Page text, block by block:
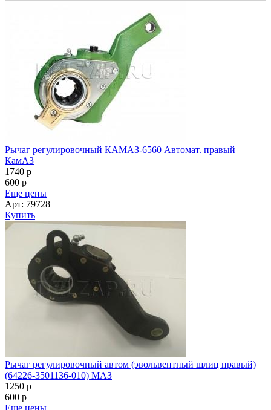
Рычаг регулировочный КАМАЗ-6560 Автомат. правый
КамАЗ
1740 p
600 p
Еще цены
Арт: 79728
Купить
Рычаг регулировочный автом (эвольвентный шлиц правый)
(64226-3501136-010) МАЗ
1250 p
600 p
Еще цены